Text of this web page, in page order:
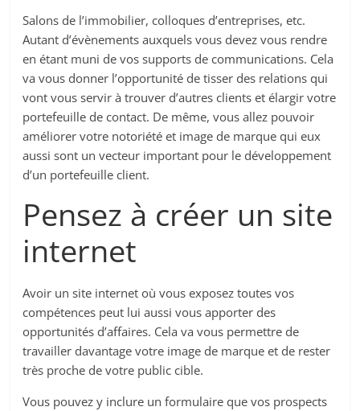
Salons de l’immobilier, colloques d’entreprises, etc.
Autant d’évènements auxquels vous devez vous rendre
en étant muni de vos supports de communications. Cela
va vous donner l’opportunité de tisser des relations qui
vont vous servir à trouver d’autres clients et élargir votre
portefeuille de contact. De même, vous allez pouvoir
améliorer votre notoriété et image de marque qui eux
aussi sont un vecteur important pour le développement
d’un portefeuille client.
Pensez à créer un site
internet
Avoir un site internet où vous exposez toutes vos
compétences peut lui aussi vous apporter des
opportunités d’affaires. Cela va vous permettre de
travailler davantage votre image de marque et de rester
très proche de votre public cible.
Vous pouvez y inclure un formulaire que vos prospects